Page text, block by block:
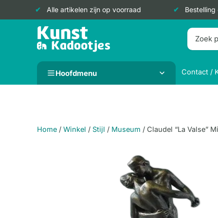
Alle artikelen zijn op voorraad
Doorgaan
Hoofdmenu Contact /
Home / Winkel / Stijl / Museum / Claudel “La Valse”